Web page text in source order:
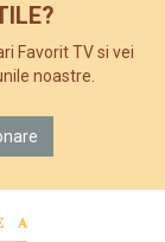
Favorit TV si vei
noastre.